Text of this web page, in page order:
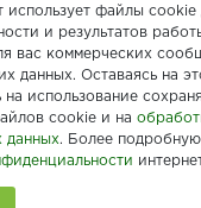
10
10
использует файлы cookie
и результатов
вас коммерческих
данных. Оставаясь на
на использование
cookie и на
данных. Более